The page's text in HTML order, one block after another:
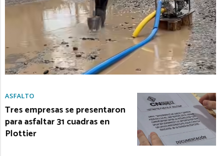
ASFALTO
Tres empresas se presentaron
para asfaltar 31 cuadras en
Plottier